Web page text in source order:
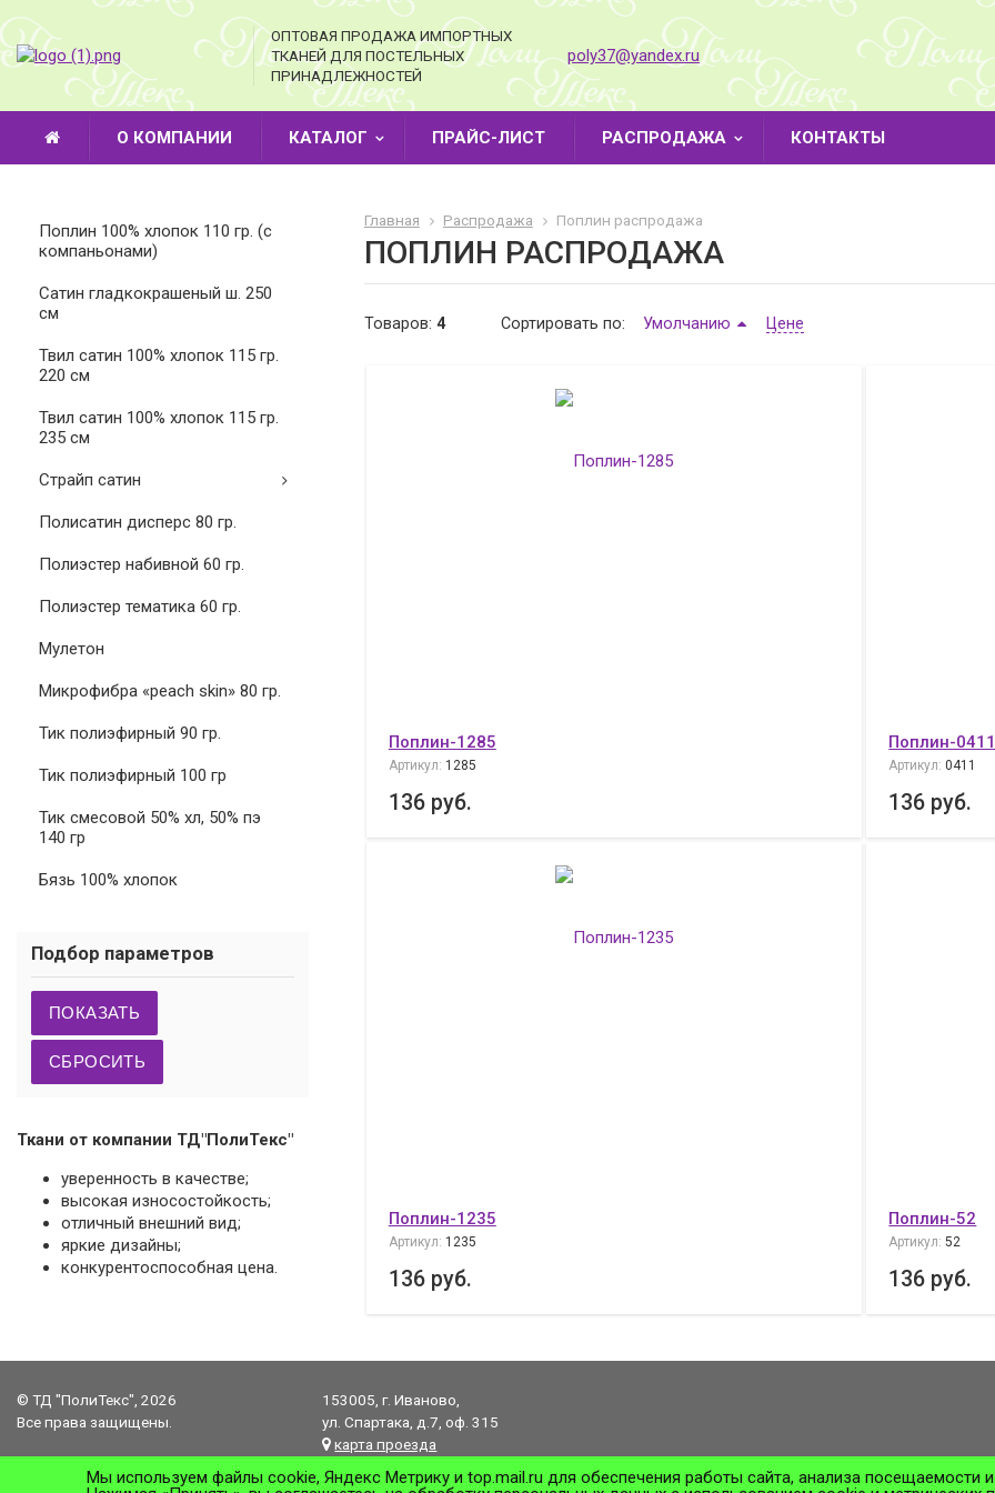
ОПТОВАЯ ПРОДАЖА ИМПОРТНЫХ
ТКАНЕЙ ДЛЯ ПОСТЕЛЬНЫХ
ПРИНАДЛЕЖНОСТЕЙ
poly37@yandex.ru
О КОМПАНИИ КАТАЛОГ ПРАЙС-ЛИСТ РАСПРОДАЖА КОНТАКТЫ
Поплин 100% хлопок 110 гр. (с
компаньонами)
Cатин гладкокрашеный ш. 250
см
Твил сатин 100% хлопок 115 гр.
220 см
Твил сатин 100% хлопок 115 гр.
235 см
Страйп сатин
Полисатин дисперс 80 гр.
Полиэстер набивной 60 гр.
Полиэстер тематика 60 гр.
Мулетон
Микрофибра «peach skin» 80 гр.
Тик полиэфирный 90 гр.
Тик полиэфирный 100 гр
Тик смесовой 50% хл, 50% пэ
140 гр
Бязь 100% хлопок
Подбор параметров
Ткани от компании ТД"ПолиТекс"
уверенность в качестве;
высокая износостойкость;
отличный внешний вид;
яркие дизайны;
конкурентоспособная цена.
Главная Распродажа Поплин распродажа
ПОПЛИН РАСПРОДАЖА
Товаров: 4 Сортировать по: Умолчанию Цене
Поплин-1285
Артикул: 1285
136 руб.
Поплин-
Артикул: 0411
136 руб.
Поплин-1235
Артикул: 1235
136 руб.
Поплин-52
Артикул: 52
136 руб.
© ТД "ПолиТекс", 2026
Все права защищены.
153005, г. Иваново,
ул. Спартака, д.7, оф. 315
карта проезда
Мы используем файлы cookie, Яндекс Метрику и top.mail.ru для обеспечения работы сайта, анализа посещаемости и